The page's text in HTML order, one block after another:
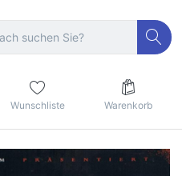
Wunschliste Warenkorb